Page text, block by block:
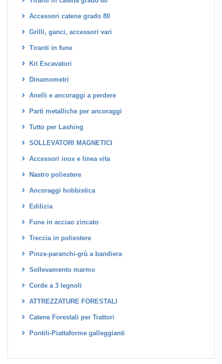
Accessori catene grado 80
Grilli, ganci, accessori vari
Tiranti in fune
Kit Escavatori
Dinamometri
Anelli e ancoraggi a perdere
Parti metalliche per ancoraggi
Tutto per Lashing
SOLLEVATORI MAGNETICI
Accessori inox e linea vita
Nastro poliestere
Ancoraggi hobbistica
Edilizia
Fune in acciao zincato
Treccia in poliestere
Pinze-paranchi-grù a bandiera
Sollevamento marmo
Corde a 3 legnoli
ATTREZZATURE FORESTALI
Catene Forestali per Trattori
Pontili-Piattaforme galleggianti